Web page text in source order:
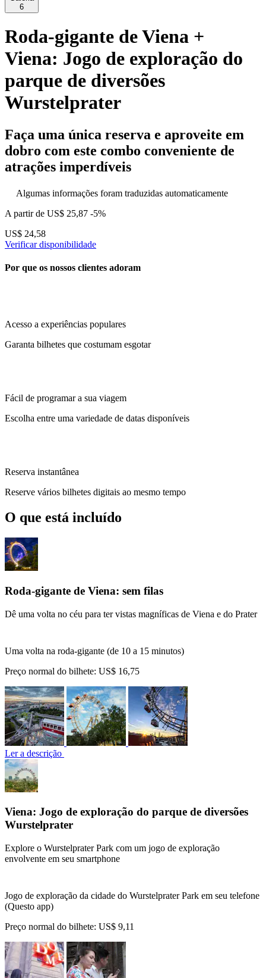
6
Roda-gigante de Viena +
Viena: Jogo de exploração do
parque de diversões
Wurstelprater
Faça uma única reserva e aproveite em
dobro com este combo conveniente de
atrações imperdíveis
Algumas informações foram traduzidas automaticamente
A partir de US$ 25,87 -5%
US$ 24,58
Verificar disponibilidade
Por que os nossos clientes adoram
Acesso a experiências populares
Garanta bilhetes que costumam esgotar
Fácil de programar a sua viagem
Escolha entre uma variedade de datas disponíveis
Reserva instantânea
Reserve vários bilhetes digitais ao mesmo tempo
O que está incluído
Roda-gigante de Viena: sem filas
Dê uma volta no céu para ter vistas magníficas de Viena e do Prater
Uma volta na roda-gigante (de 10 a 15 minutos)
Preço normal do bilhete: US$ 16,75
Ler a descrição
Viena: Jogo de exploração do parque de diversões
Wurstelprater
Explore o Wurstelprater Park com um jogo de exploração
envolvente em seu smartphone
Jogo de exploração da cidade do Wurstelprater Park em seu telefone
(Questo app)
Preço normal do bilhete: US$ 9,11